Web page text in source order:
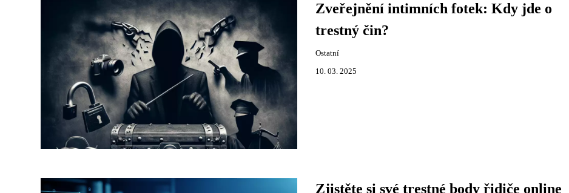
Zveřejnění intimních fotek: Kdy jde o
trestný čin?
Ostatní
10. 03. 2025
Zjistěte si své trestné body řidiče online